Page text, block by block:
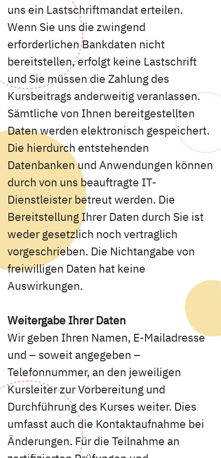
uns ein Lastschriftmandat erteilen.
Wenn Sie uns die zwingend
erforderlichen Bankdaten nicht
bereitstellen, erfolgt keine Lastschrift
und Sie müssen die Zahlung des
Kursbeitrags anderweitig veranlassen.
Sämtliche von Ihnen bereitgestellten
Daten werden elektronisch gespeichert.
Die hierdurch entstehenden
Datenbanken und Anwendungen können
durch von uns beauftragte IT-
Dienstleister betreut werden. Die
Bereitstellung Ihrer Daten durch Sie ist
weder gesetzlich noch vertraglich
vorgeschrieben. Die Nichtangabe von
freiwilligen Daten hat keine
Auswirkungen.
Weitergabe Ihrer Daten
Wir geben Ihren Namen, E-Mailadresse
und – soweit angegeben –
Telefonnummer, an den jeweiligen
Kursleiter zur Vorbereitung und
Durchführung des Kurses weiter. Dies
umfasst auch die Kontaktaufnahme bei
Änderungen. Für die Teilnahme an